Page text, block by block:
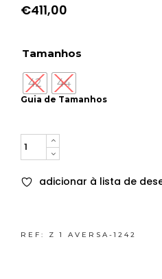
€411,00
Guia de Tamanhos
Tamanhos
42 44
Quantity
adicionar à lista de
REF: Z 1 AVERSA-1242